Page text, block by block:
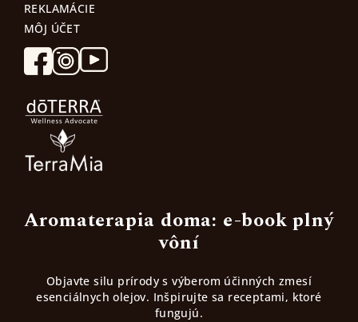
REKLAMÁCIE
MÔJ ÚČET
Aromaterapia doma: e-book plný
vôní
Objavte silu prírody s výberom účinných zmesí
esenciálnych olejov. Inšpirujte sa receptami, ktoré
fungujú.